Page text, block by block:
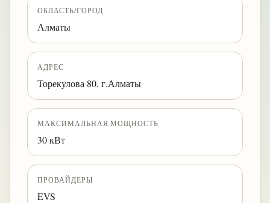
ОБЛАСТЬ/ГОРОД
Алматы
АДРЕС
Торекулова 80, г.Алматы
МАКСИМАЛЬНАЯ МОЩНОСТЬ
30 кВт
ПРОВАЙДЕРЫ
EVS